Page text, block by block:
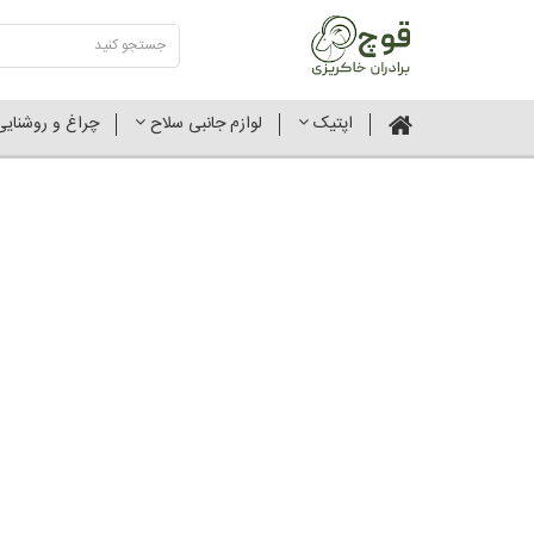
اپتیک لوازم جانبی سلاح چراغ و